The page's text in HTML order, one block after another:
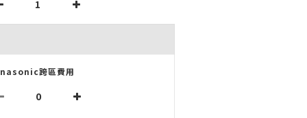
跨區費用